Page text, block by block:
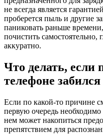
не всегда является
проберется пыль и другие
паниковать раньше
почистить самостоятельно,
аккуратно.
Что делать, если
телефоне
Если по какой-то причине
первую очередь
нем может накопиться
препятствием для